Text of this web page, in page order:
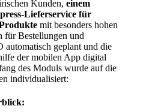
Kunden, einem
Lieferservice für
mit besonders hohen
für Bestellungen und
geplant und die
der mobilen App digital
des Moduls wurde auf die
individualisiert: